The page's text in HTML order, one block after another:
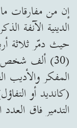
إن من مفارقات
حيث دمّر ثلاثة
(30) ألف
المفكر والأديب
(كانديد أو
التدمير فاق